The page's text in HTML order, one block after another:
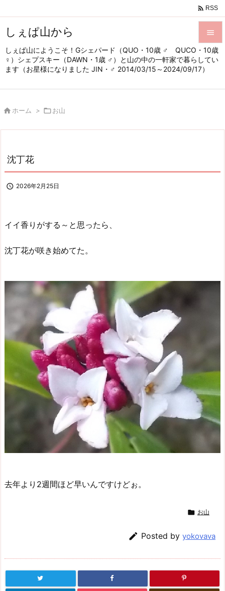
しぇぱ山から
しぇぱ山にようこそ！Gシェパード（QUO・10歳 ♂ QUCO・10歳
♀）シェプスキー（DAWN・1歳 ♂）と山の中の一軒家で暮らしてい
ます（お星様になりました JIN・♂ 2014/03/15～2024/09/17）


メニュ
サイド

 RSS
 ホーム > お山
沈丁花
 2026年2月25日
イイ香りがする～と思ったら、
沈丁花が咲き始めてた。
去年より2週間ほど早いんですけどぉ。
 お山
 Posted by yokovava